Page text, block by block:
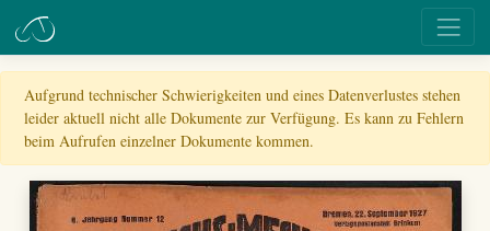
Aufgrund technischer Schwierigkeiten und eines Datenverlustes stehen
leider aktuell nicht alle Dokumente zur Verfügung. Es kann zu Fehlern
beim Aufrufen einzelner Dokumente kommen.